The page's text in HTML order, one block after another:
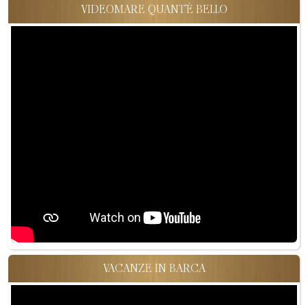
VIDEOMARE QUANT'È BELLO
VACANZE IN BARCA